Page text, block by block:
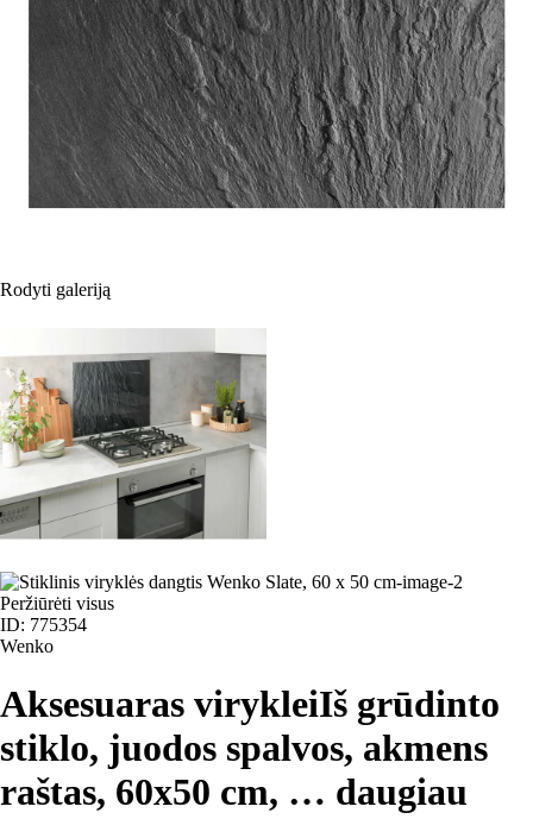
Rodyti galeriją
Peržiūrėti visus
ID: 775354
Wenko
Aksesuaras virykleiIš grūdinto
stiklo, juodos spalvos, akmens
raštas, 60x50 cm, … daugiau